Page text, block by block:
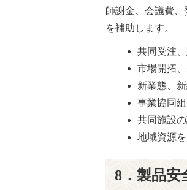
師謝金、会議費、
を補助します。
共同受注
市場開拓
新業態、
事業協同
共同施設
地域資源
8．製品安